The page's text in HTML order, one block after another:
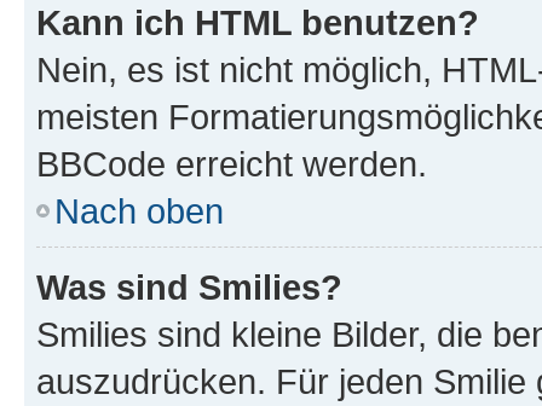
Kann ich HTML benutzen?
Nein, es ist nicht möglich,
meisten
BBCode erreicht werden.
Nach oben
Was sind Smilies?
Smilies sind kleine Bilder, die
auszudrücken. Für jeden